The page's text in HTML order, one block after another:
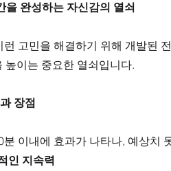
을 완성하는 자신감의 열쇠
런 고민을 해결하기 위해 개발된
높이는 중요한 열쇠입니다.
장점
분 이내에 효과가 나타나, 예상치
인 지속력